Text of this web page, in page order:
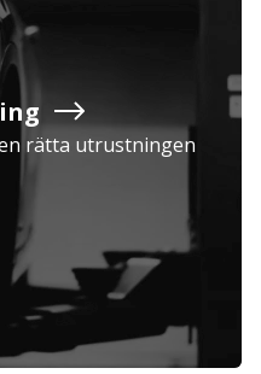
Exkl. moms
Inkl. moms
rätta utrustningen